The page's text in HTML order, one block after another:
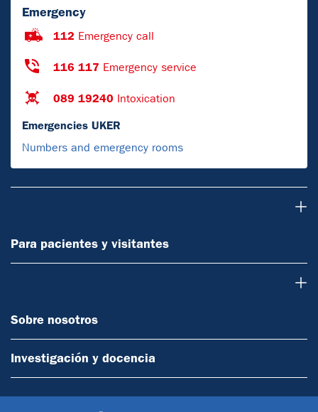
Emergency
112 Emergency call
116 117 Emergency service
089 19240 Intoxication
Emergencies UKER
Numbers and emergency rooms
Para pacientes y visitantes
Sobre nosotros
Investigación y docencia